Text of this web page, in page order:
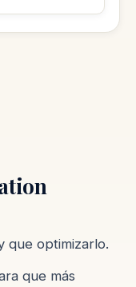
que optimizarlo.
que más